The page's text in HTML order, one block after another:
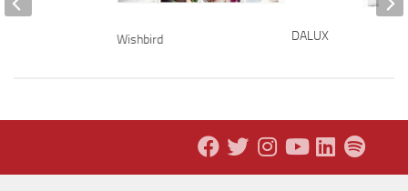
Wishbird DALUX